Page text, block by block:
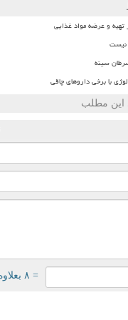
تهیه و عرضه مواد غذایی
نیست
سینه
با برخی داروهای چاقی
این مطلب
= ۸ بعلاوه ۳